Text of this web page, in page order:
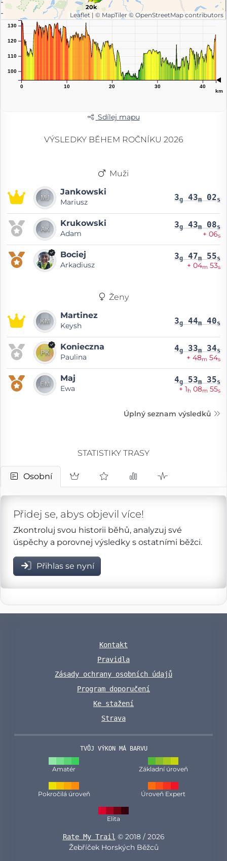
20k
Leaflet | © MapTiler © OpenStreetMap contributors
0 10 20 30 40
km
100
110
120
130
Sdílej mapu
VÝSLEDKY BĚHEM ROČNÍKU 2026
Muži
Jankowski
Mariusz 3g 43m 02s
Krukowski
Adam
3g 43m 08s
+ 06s
Bociej
Arkadiusz
3g 47m 55s
+ 04m 53s
Ženy
Martinez
Keysh 3g 44m 40s
Konieczna
Paulina
4g 33m 34s
+ 48m 54s
Maj
Ewa
4g 53m 35s
+ 1h 08m 55s
Úplný seznam výsledků
STATISTIKY TRASY
Osobní
Přidej se, abys objevil více!
Zkontroluj svou historii běhů, analyzuj své
úspěchy a porovnej výsledky s ostatními běžci.
Přihlas se nyní
Kontakt
Pravidla
Zásady ochrany osobních údajů
Program doporučení
Ke stažení
Strava
TVŮJ VÝKON MÁ BARVU
Amatér Základní úroveň
Pokročilá úroveň Úroveň Expert
Elita
Rate My Trail © 2018 / 2026
Žebříček Horských Běžců